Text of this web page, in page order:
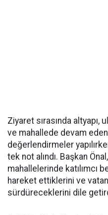
Ziyaret sırasında altyapı,
ve mahallede devam
değerlendirmeler
tek not alındı. Başkan
mahallelerinde katılımcı
hareket ettiklerini ve
sürdüreceklerini dile